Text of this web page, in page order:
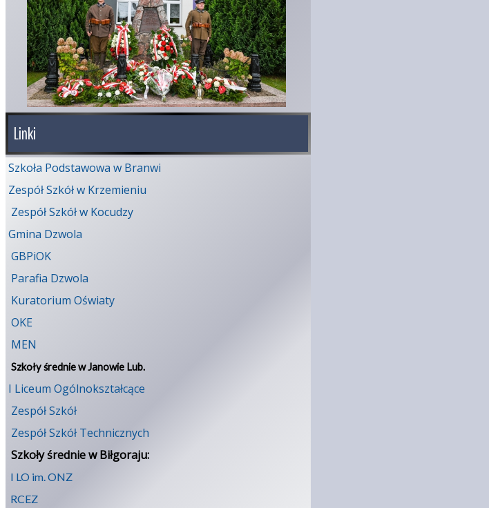
Linki
Szkoła Podstawowa w Branwi
Zespół Szkół w Krzemieniu
Zespół Szkół w Kocudzy
Gmina Dzwola
GBPiOK
Parafia Dzwola
Kuratorium Oświaty
OKE
MEN
Szkoły średnie w Janowie Lub.
I Liceum Ogólnokształcące
Zespół Szkół
Zespół Szkół Technicznych
Szkoły średnie w Biłgoraju:
I LO im. ONZ
RCEZ